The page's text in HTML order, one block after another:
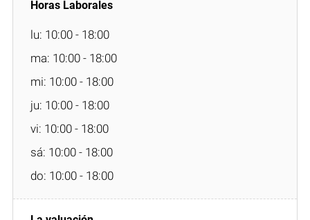
lu: 10:00 - 18:00
ma: 10:00 - 18:00
mi: 10:00 - 18:00
ju: 10:00 - 18:00
vi: 10:00 - 18:00
sá: 10:00 - 18:00
do: 10:00 - 18:00